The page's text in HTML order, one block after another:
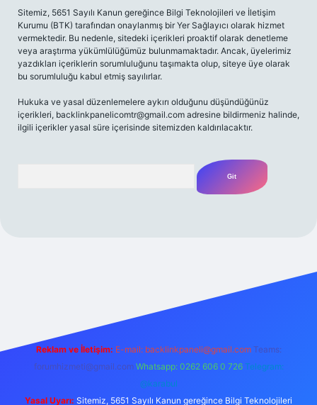
Sitemiz, 5651 Sayılı Kanun gereğince Bilgi Teknolojileri ve İletişim
Kurumu (BTK) tarafından onaylanmış bir Yer Sağlayıcı olarak hizmet
vermektedir. Bu nedenle, sitedeki içerikleri proaktif olarak denetleme
veya araştırma yükümlülüğümüz bulunmamaktadır. Ancak, üyelerimiz
yazdıkları içeriklerin sorumluluğunu taşımakta olup, siteye üye olarak
bu sorumluluğu kabul etmiş sayılırlar.
Hukuka ve yasal düzenlemelere aykırı olduğunu düşündüğünüz
içerikleri, backlinkpanelicomtr@gmail.com adresine bildirmeniz halinde,
ilgili içerikler yasal süre içerisinde sitemizden kaldırılacaktır.
m elexbet
Reklam ve İletişim: E-mail: backlinkpaneli@gmail.com Teams:
forumhizmeti@gmail.com Whatsapp: 0262 606 0 726 Telegram:
@karabul
Yasal Uyarı: Sitemiz, 5651 Sayılı Kanun gereğince Bilgi Teknolojileri